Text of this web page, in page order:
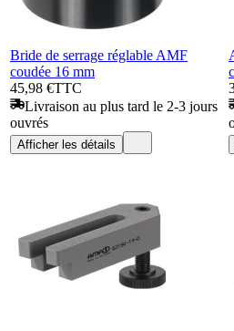
Bride de serrage réglable AMF
coudée 16 mm
45,98 €TTC
Livraison au plus tard le 2-3 jours
ouvrés
Afficher les détails